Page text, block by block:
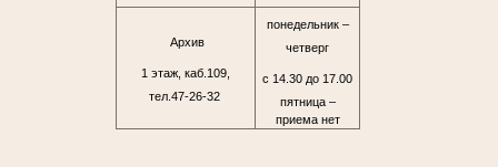
Архив
1 этаж, каб.109,
тел.47-26-32
понедельник –
четверг
с 14.30 до 17.00
пятница –
приема нет